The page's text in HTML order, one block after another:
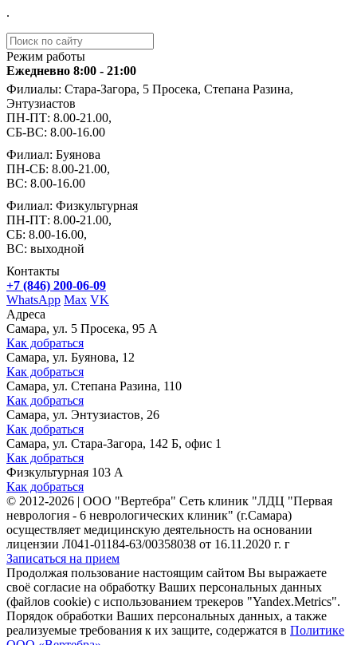
.
Режим работы
Ежедневно 8:00 - 21:00
Филиалы: Стара-Загора, 5 Просека, Степана Разина,
Энтузиастов
ПН-ПТ: 8.00-21.00,
СБ-ВС: 8.00-16.00
Филиал: Буянова
ПН-СБ: 8.00-21.00,
ВС: 8.00-16.00
Филиал: Физкультурная
ПН-ПТ: 8.00-21.00,
СБ: 8.00-16.00,
ВС: выходной
Контакты
+7 (846) 200-06-09
WhatsApp Max VK
Адреса
Самара, ул. 5 Просека, 95 А
Как добраться
Самара, ул. Буянова, 12
Как добраться
Самара, ул. Степана Разина, 110
Как добраться
Самара, ул. Энтузиастов, 26
Как добраться
Самара, ул. Стара-Загора, 142 Б, офис 1
Как добраться
Физкультурная 103 А
Как добраться
© 2012-2026 | ООО "Вертебра" Сеть клиник "ЛДЦ "Первая
неврология - 6 неврологических клиник" (г.Самара)
осуществляет медицинскую деятельность на основании
лицензии Л041-01184-63/00358038 от 16.11.2020 г. г
Записаться на прием
Продолжая пользование настоящим сайтом Вы выражаете
своё согласие на обработку Ваших персональных данных
(файлов cookie) с использованием трекеров "Yandex.Metrics".
Порядок обработки Ваших персональных данных, а также
реализуемые требования к их защите, содержатся в Политике